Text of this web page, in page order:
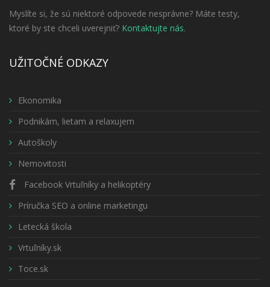
Myslíte si, že sú niektoré odpovede nesprávne? Máte testy,
ktoré by ste chceli uverejniť? Kontaktujte nás.
UŽITOČNÉ ODKAZY
Ekonomika
Podnikám, lietam a relaxujem
Autoškoly
Nemovitosti
Facebook Vrtuľníky a helikoptéry
Príručka SEO a online marketingu
Letecká škola
Vrtuľníky.sk
Toce.sk